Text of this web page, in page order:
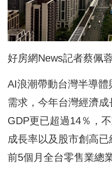
好房網News記者蔡佩
AI浪潮帶動台灣半導
需求，今年台灣經濟
GDP更已超過14％，
成長率以及股市創高
前5個月全台零售業總